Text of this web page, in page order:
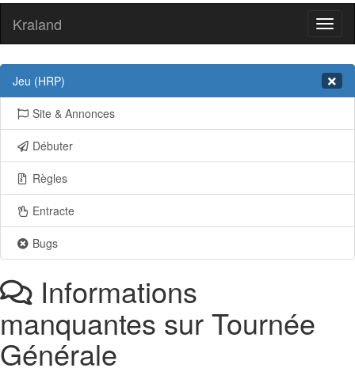
Kraland
Jeu (HRP)
Site & Annonces
Débuter
Règles
Entracte
Bugs
Informations
manquantes sur Tournée
Générale